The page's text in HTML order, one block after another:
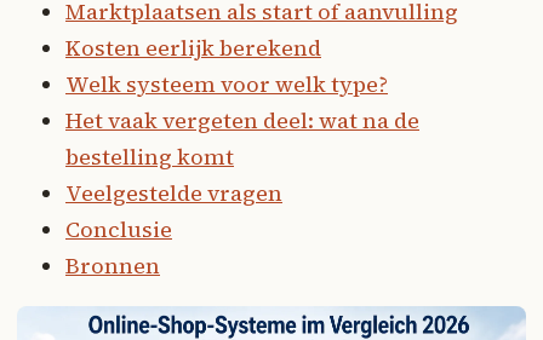
Marktplaatsen als start of aanvulling
Kosten eerlijk berekend
Welk systeem voor welk type?
Het vaak vergeten deel: wat na de
bestelling komt
Veelgestelde vragen
Conclusie
Bronnen